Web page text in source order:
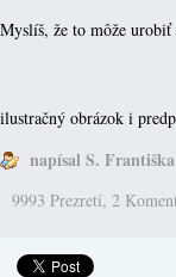
Myslíš, že to môže
ilustračný obrázok i
napísal S.
9993 Prezretí, 2